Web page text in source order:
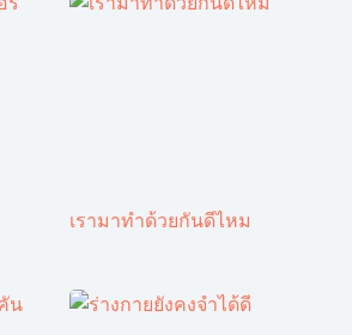
เรามาทำด้วยกันดีไหม